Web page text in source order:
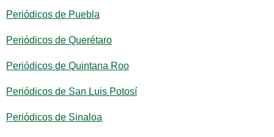
Periódicos de Puebla
Periódicos de Querétaro
Periódicos de Quintana Roo
Periódicos de San Luis Potosí
Periódicos de Sinaloa